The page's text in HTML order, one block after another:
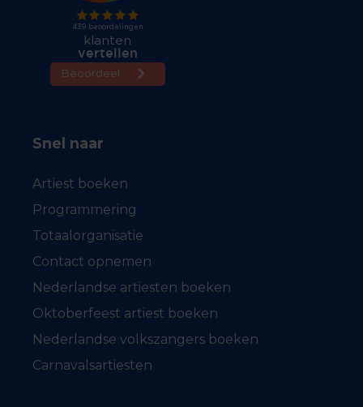
Snel naar
Artiest boeken
Programmering
Totaalorganisatie
Contact opnemen
Nederlandse artiesten boeken
Oktoberfeest artiest boeken
Nederlandse volkszangers boeken
Carnavalsartiesten